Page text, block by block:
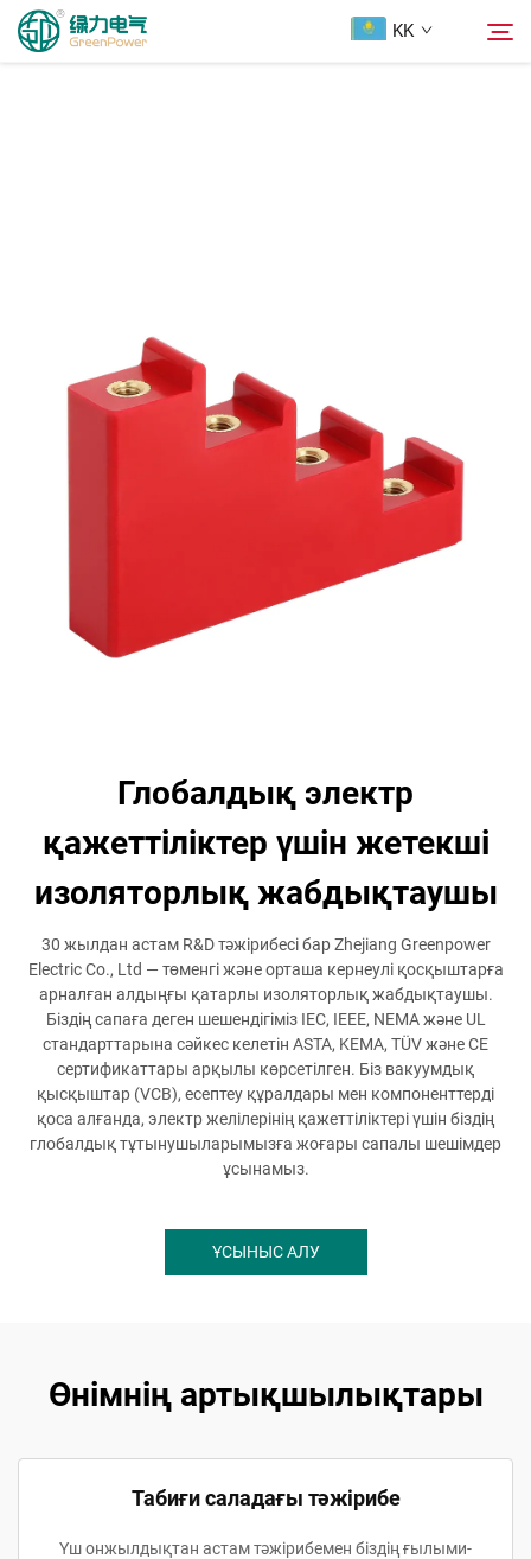
KK
Глобалдық электр
қажеттіліктер үшін жетекші
изоляторлық жабдықтаушы
30 жылдан астам R&D тәжірибесі бар Zhejiang Greenpower
Electric Co., Ltd — төменгі және орташа кернеулі қосқыштарға
арналған алдыңғы қатарлы изоляторлық жабдықтаушы.
Біздің сапаға деген шешендігіміз IEC, IEEE, NEMA және UL
стандарттарына сәйкес келетін ASTA, KEMA, TÜV және CE
сертификаттары арқылы көрсетілген. Біз вакуумдық
қысқыштар (VCB), есептеу құралдары мен компоненттерді
қоса алғанда, электр желілерінің қажеттіліктері үшін біздің
глобалдық тұтынушыларымызға жоғары сапалы шешімдер
ұсынамыз.
ҰСЫНЫС АЛУ
Өнімнің артықшылықтары
Табиғи саладағы тәжірибе
Үш онжылдықтан астам тәжірибемен біздің ғылыми-